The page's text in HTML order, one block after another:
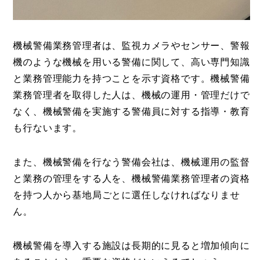
機械警備業務管理者は、監視カメラやセンサー、警報
機のような機械を用いる警備に関して、高い専門知識
と業務管理能力を持つことを示す資格です。機械警備
業務管理者を取得した人は、機械の運用・管理だけで
なく、機械警備を実施する警備員に対する指導・教育
も行ないます。
また、機械警備を行なう警備会社は、機械運用の監督
と業務の管理をする人を、機械警備業務管理者の資格
を持つ人から基地局ごとに選任しなければなりませ
ん。
機械警備を導入する施設は長期的に見ると増加傾向に